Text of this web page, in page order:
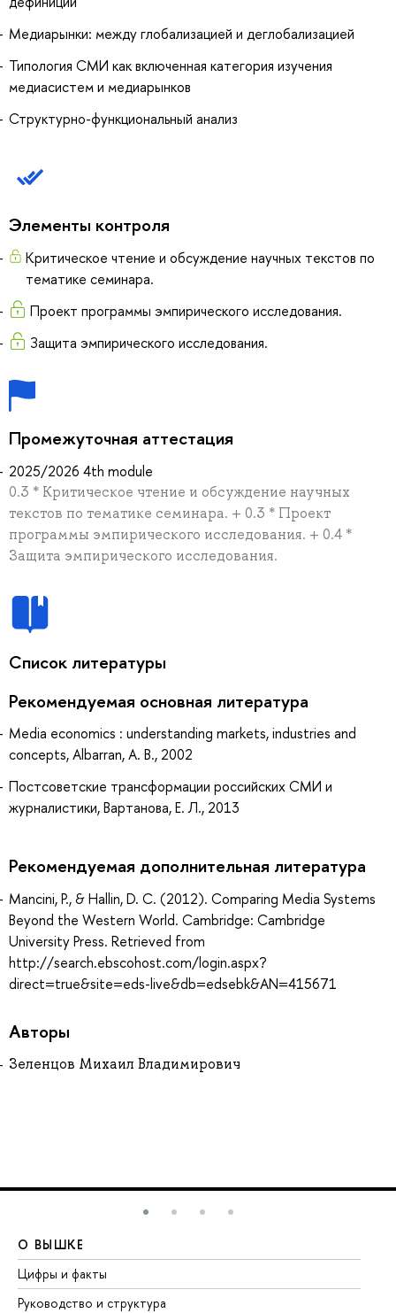
Медиарынки: между глобализацией и деглобализацией
Типология СМИ как включенная категория изучения
медиасистем и медиарынков
Структурно-функциональный анализ
Элементы контроля
Критическое чтение и обсуждение научных текстов по
тематике семинара.
Проект программы эмпирического исследования.
Защита эмпирического исследования.
Промежуточная аттестация
2025/2026 4th module
0.3 * Критическое чтение и обсуждение научных
текстов по тематике семинара. + 0.3 * Проект
программы эмпирического исследования. + 0.4 *
Защита эмпирического исследования.
Список литературы
Рекомендуемая основная литература
Media economics : understanding markets, industries and
concepts, Albarran, A. B., 2002
Постсоветские трансформации российских СМИ и
журналистики, Вартанова, Е. Л., 2013
Рекомендуемая дополнительная литература
Mancini, P., & Hallin, D. C. (2012). Comparing Media Systems
Beyond the Western World. Cambridge: Cambridge
University Press. Retrieved from
http://search.ebscohost.com/login.aspx?
direct=true&site=eds-live&db=edsebk&AN=415671
Авторы
Зеленцов Михаил Владимирович
О ВЫШКЕ
Цифры и факты
Руководство и структура